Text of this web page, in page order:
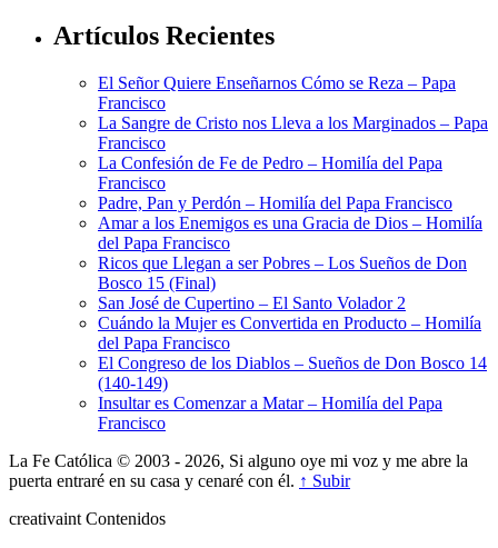
Artículos Recientes
El Señor Quiere Enseñarnos Cómo se Reza – Papa
Francisco
La Sangre de Cristo nos Lleva a los Marginados – Papa
Francisco
La Confesión de Fe de Pedro – Homilía del Papa
Francisco
Padre, Pan y Perdón – Homilía del Papa Francisco
Amar a los Enemigos es una Gracia de Dios – Homilía
del Papa Francisco
Ricos que Llegan a ser Pobres – Los Sueños de Don
Bosco 15 (Final)
San José de Cupertino – El Santo Volador 2
Cuándo la Mujer es Convertida en Producto – Homilía
del Papa Francisco
El Congreso de los Diablos – Sueños de Don Bosco 14
(140-149)
Insultar es Comenzar a Matar – Homilía del Papa
Francisco
La Fe Católica © 2003 - 2026, Si alguno oye mi voz y me abre la
puerta entraré en su casa y cenaré con él. ↑ Subir
creativaint Contenidos